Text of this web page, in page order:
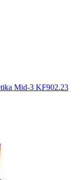
Mid-3 KF902.23